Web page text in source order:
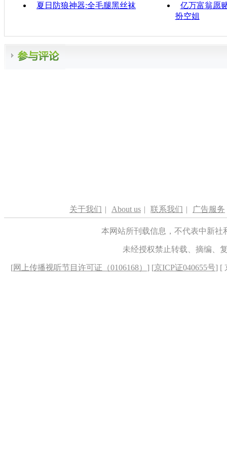
夏日防狼神器:全毛腿黑丝袜
亿万富翁愿
扮空姐
关于我们 | About us | 联系我们 | 广告服务
本网站所刊载信息，不代表中新
未经授权禁止转载、摘编、
[网上传播视听节目许可证（0106168） ] [京ICP证040655号] [